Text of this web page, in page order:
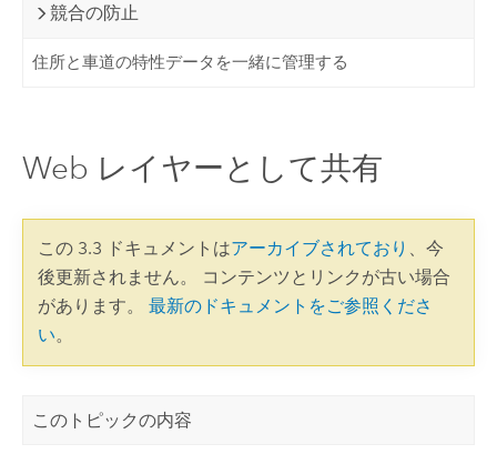
競合の防止
住所と車道の特性データを一緒に管理する
Web レイヤーとして共有
この 3.3 ドキュメントはアーカイブされており 、今
後更新されません。 コンテンツとリンクが古い場合
があります。 最新のドキュメントをご参照くださ
い。
このトピックの内容